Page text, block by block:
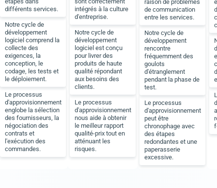
différents services.
Notre cycle de
développement
logiciel comprend la
collecte des
exigences, la
conception, le
codage, les tests et
le déploiement.
Le processus
d'approvisionnement
englobe la sélection
des fournisseurs, la
négociation des
contrats et
l'exécution des
commandes.
intégrés à la culture
d'entreprise.
Notre cycle de
développement
logiciel est conçu
pour livrer des
produits de haute
qualité répondant
aux besoins des
clients.
Le processus
d'approvisionnement
nous aide à obtenir
le meilleur rapport
qualité-prix tout en
atténuant les
risques.
raison de problèmes
de communication
entre les services.
Notre cycle de
développement
rencontre
fréquemment des
goulots
d'étranglement
pendant la phase de
test.
Le processus
d'approvisionnement
peut être
chronophage avec
des étapes
redondantes et une
paperasserie
excessive.